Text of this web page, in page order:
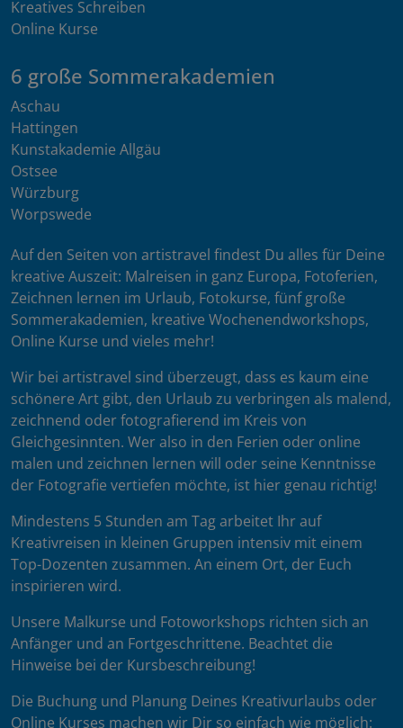
Kreatives Schreiben
Online Kurse
6 große Sommerakademien
Aschau
Hattingen
Kunstakademie Allgäu
Ostsee
Würzburg
Worpswede
Auf den Seiten von artistravel findest Du alles für Deine
kreative Auszeit: Malreisen in ganz Europa, Fotoferien,
Zeichnen lernen im Urlaub, Fotokurse, fünf große
Sommerakademien, kreative Wochenendworkshops,
Online Kurse und vieles mehr!
Wir bei artistravel sind überzeugt, dass es kaum eine
schönere Art gibt, den Urlaub zu verbringen als malend,
zeichnend oder fotografierend im Kreis von
Gleichgesinnten. Wer also in den Ferien oder online
malen und zeichnen lernen will oder seine Kenntnisse
der Fotografie vertiefen möchte, ist hier genau richtig!
Mindestens 5 Stunden am Tag arbeitet Ihr auf
Kreativreisen in kleinen Gruppen intensiv mit einem
Top-Dozenten zusammen. An einem Ort, der Euch
inspirieren wird.
Unsere Malkurse und Fotoworkshops richten sich an
Anfänger und an Fortgeschrittene. Beachtet die
Hinweise bei der Kursbeschreibung!
Die Buchung und Planung Deines Kreativurlaubs oder
Online Kurses machen wir Dir so einfach wie möglich: